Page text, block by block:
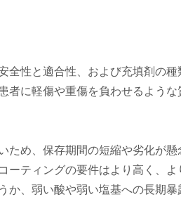
全性と適合性、および充填剤の
に軽傷や重傷を負わせるよう
め、保存期間の短縮や劣化が
ティングの要件はより高く、
、弱い酸や弱い塩基への長期